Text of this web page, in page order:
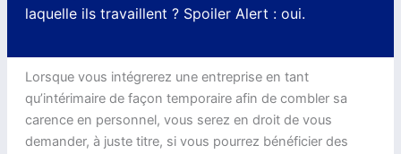
laquelle ils travaillent ? Spoiler Alert : oui.
Lorsque vous intégrerez une entreprise en tant
qu’intérimaire de façon temporaire afin de combler sa
carence en personnel, vous serez en droit de vous
demander, à juste titre, si vous pourrez bénéficier des